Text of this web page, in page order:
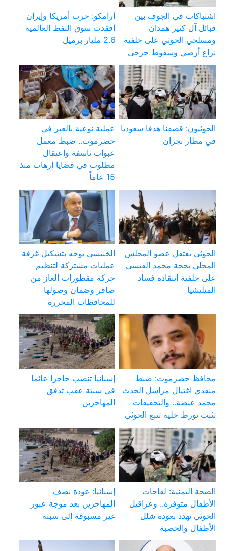
اشتباكات في الجوف بين
قبائل آل كثير همدان
ومسلحي الحوثي على خلفية
نزاع أرضي وسقوط جرحى
أرامكو: حرب أمريكا وإيران
أفقدت سوق النفط العالمية
2.6 مليار برميل
الحوثيون: قصفنا هدفا سعوديا
في مطار نجران
عملية نوعية بالعبر في
حضرموت.. ضبط معمل
عبوات ناسفة واعتقال
مطلوب في قضايا إرهاب منذ
15 عاماً
الحوثي يعتقل عضو المجلس
المحلي بحجة محمد القيسي
على خلفية انتقاده فساد
الميليشيا
الخنبشي يوجه بتشكيل غرفة
عمليات مشتركة لتنظيم
حركة مقطورات الغاز من
صافر وضمان وصولها
للمحافظات المحررة
محافظ حضرموت: ضبط
منفذي اغتيال مراسل الحدث
محمد عيضة.. والتحقيقات
تثبت تورط خلية تتبع الحوثي
إسبانيا تنصب حاجزا عائما
في سبتة عقب تدفق
المهاجرين
الصحة اليمنية: لقاحات
الأطفال متوفرة.. وعراقيل
الحوثي تهدد بعودة شلل
الأطفال والحصبة
إسبانيا: عودة نصف
المهاجرين بعد موجة عبور
غير مسبوقة إلى سبتة